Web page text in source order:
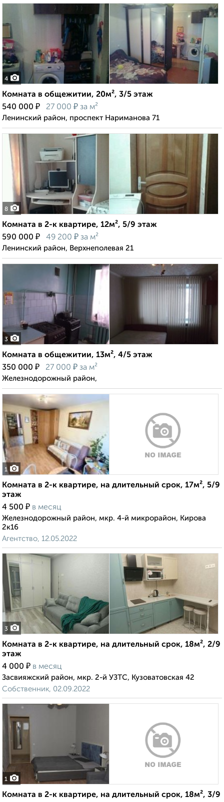
4
Комната в общежитии, 20м², 3/5 этаж
540 000 ₽ 27 000 ₽ за м²
Ленинский район, проспект Нариманова 71
8
Комната в 2-к квартире, 12м², 5/9 этаж
590 000 ₽ 49 200 ₽ за м²
Ленинский район, Верхнеполевая 21
3
Комната в общежитии, 13м², 4/5 этаж
350 000 ₽ 27 000 ₽ за м²
Железнодорожный район,
1
Комната в 2-к квартире, на длительный срок, 17м², 5/9
этаж
4 500 ₽ в месяц
Железнодорожный район, мкр. 4-й микрорайон, Кирова
2к16
Агентство, 12.05.2022
3
Комната в 2-к квартире, на длительный срок, 18м², 2/9
этаж
4 000 ₽ в месяц
Засвияжский район, мкр. 2-й УЗТС, Кузоватовская 42
Собственник, 02.09.2022
1
Комната в 2-к квартире, на длительный срок, 18м², 3/9